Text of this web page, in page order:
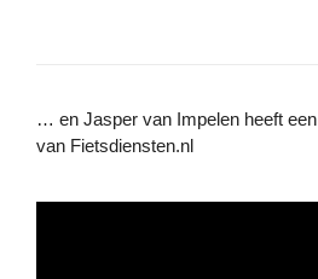
… en Jasper van Impelen heeft een
van Fietsdiensten.nl